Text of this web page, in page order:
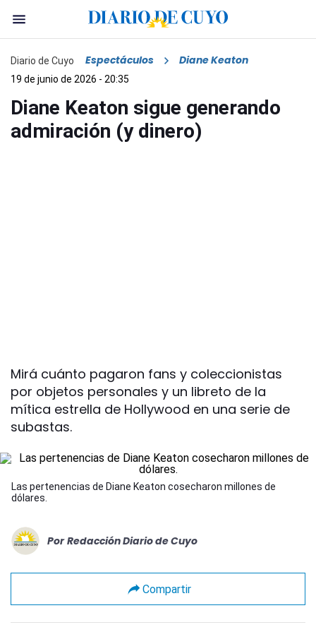
Diario de Cuyo Espectáculos Diane Keaton
19 de junio de 2026 - 20:35
Diane Keaton sigue generando
admiración (y dinero)
Mirá cuánto pagaron fans y coleccionistas
por objetos personales y un libreto de la
mítica estrella de Hollywood en una serie de
subastas.
Las pertenencias de Diane Keaton cosecharon millones de
dólares.
Por Redacción Diario de Cuyo
Compartir